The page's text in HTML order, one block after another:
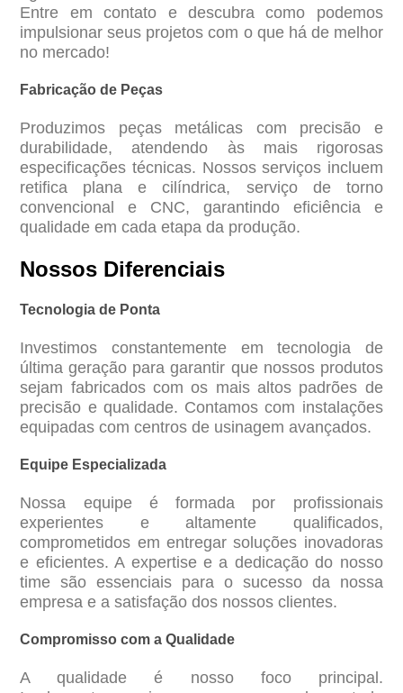
Entre em contato e descubra como podemos
impulsionar seus projetos com o que há de melhor
no mercado!
Fabricação de Peças
Produzimos peças metálicas com precisão e
durabilidade, atendendo às mais rigorosas
especificações técnicas. Nossos serviços incluem
retifica plana e cilíndrica, serviço de torno
convencional e CNC, garantindo eficiência e
qualidade em cada etapa da produção.
Nossos Diferenciais
Tecnologia de Ponta
Investimos constantemente em tecnologia de
última geração para garantir que nossos produtos
sejam fabricados com os mais altos padrões de
precisão e qualidade. Contamos com instalações
equipadas com centros de usinagem avançados.
Equipe Especializada
Nossa equipe é formada por profissionais
experientes e altamente qualificados,
comprometidos em entregar soluções inovadoras
e eficientes. A expertise e a dedicação do nosso
time são essenciais para o sucesso da nossa
empresa e a satisfação dos nossos clientes.
Compromisso com a Qualidade
A qualidade é nosso foco principal.